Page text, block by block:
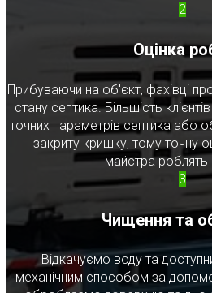
2
Оцінка
Прибуваючи на об'єкт, фахівці
стану септика. Більшість
точних параметрів септика або
закриту кришку, тому точну
майстра роблять
3
Чищення та
Відкачуємо воду та
механічним способом за